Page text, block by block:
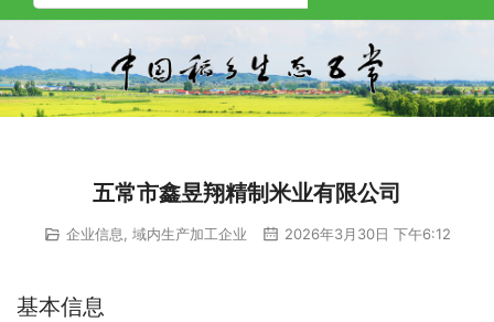
五常市鑫昱翔精制米业有限公司
企业信息 域内生产加工企业 2026年3月30日 下午6:12
基本信息